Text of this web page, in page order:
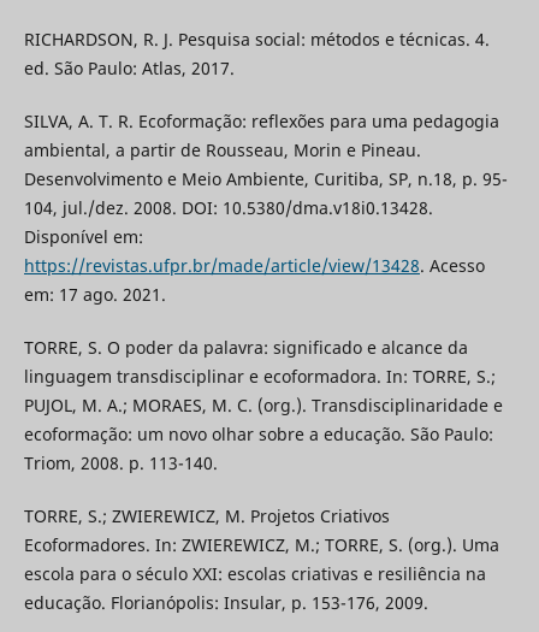
RICHARDSON, R. J. Pesquisa social: métodos e técnicas. 4.
ed. São Paulo: Atlas, 2017.
SILVA, A. T. R. Ecoformação: reflexões para uma pedagogia
ambiental, a partir de Rousseau, Morin e Pineau.
Desenvolvimento e Meio Ambiente, Curitiba, SP, n.18, p. 95-
104, jul./dez. 2008. DOI: 10.5380/dma.v18i0.13428.
Disponível em:
https://revistas.ufpr.br/made/article/view/13428. Acesso
em: 17 ago. 2021.
TORRE, S. O poder da palavra: significado e alcance da
linguagem transdisciplinar e ecoformadora. In: TORRE, S.;
PUJOL, M. A.; MORAES, M. C. (org.). Transdisciplinaridade e
ecoformação: um novo olhar sobre a educação. São Paulo:
Triom, 2008. p. 113-140.
TORRE, S.; ZWIEREWICZ, M. Projetos Criativos
Ecoformadores. In: ZWIEREWICZ, M.; TORRE, S. (org.). Uma
escola para o século XXI: escolas criativas e resiliência na
educação. Florianópolis: Insular, p. 153-176, 2009.